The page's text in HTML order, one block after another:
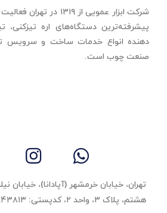
شرکت ابزار عمویی از ۱۳۱۹
پیشرفته‌ترین دستگاه‌های اره تیزکنی،
دهنده انواع خدمات ساخت و سرویس
صنعت چوب است.
تهران، خیابان خرمشهر (آپادانا)، خیابان
هشتم، پلاک ۳، واحد ٢، کدپستی: ۱۵۳۳۸۴۳۸۱۳